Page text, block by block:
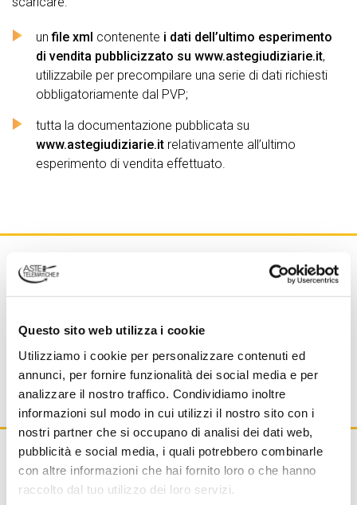
Questo sito web utilizza i cookie
Utilizziamo i cookie per personalizzare contenuti ed
annunci, per fornire funzionalità dei social media e per
analizzare il nostro traffico. Condividiamo inoltre
informazioni sul modo in cui utilizzi il nostro sito con i
nostri partner che si occupano di analisi dei dati web,
pubblicità e social media, i quali potrebbero combinarle
con altre informazioni che hai fornito loro o che hanno
raccolto dal tuo utilizzo dei loro servizi.
unfile xml contenente i dati dell’ultimo esperimento
di vendita pubblicizzato su www.astegiudiziarie.it,
utilizzabile per precompilare una serie di dati richiesti
obbligatoriamente dal PVP;
tutta la documentazione pubblicata su
www.astegiudiziarie.it relativamente all’ultimo
esperimento di vendita effettuato.
Nell’ottica di agevolare le operazioni, è
possibile incaricare la Società della
pagamento in modalità telematica del
contributo per la pubblicazione.
Il servizio di gestione diretta dell’adempimento di